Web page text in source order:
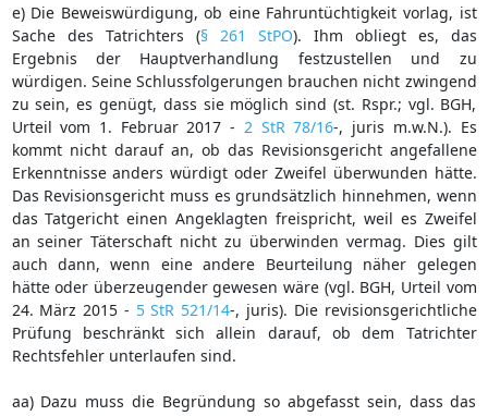
e) Die Beweiswürdigung, ob eine Fahruntüchtigkeit vorlag, ist
Sache des Tatrichters (§ 261 StPO). Ihm obliegt es, das
Ergebnis der Hauptverhandlung festzustellen und zu
würdigen. Seine Schlussfolgerungen brauchen nicht zwingend
zu sein, es genügt, dass sie möglich sind (st. Rspr.; vgl. BGH,
Urteil vom 1. Februar 2017 - 2 StR 78/16-, juris m.w.N.). Es
kommt nicht darauf an, ob das Revisionsgericht angefallene
Erkenntnisse anders würdigt oder Zweifel überwunden hätte.
Das Revisionsgericht muss es grundsätzlich hinnehmen, wenn
das Tatgericht einen Angeklagten freispricht, weil es Zweifel
an seiner Täterschaft nicht zu überwinden vermag. Dies gilt
auch dann, wenn eine andere Beurteilung näher gelegen
hätte oder überzeugender gewesen wäre (vgl. BGH, Urteil vom
24. März 2015 - 5 StR 521/14-, juris). Die revisionsgerichtliche
Prüfung beschränkt sich allein darauf, ob dem Tatrichter
Rechtsfehler unterlaufen sind.
aa) Dazu muss die Begründung so abgefasst sein, dass das